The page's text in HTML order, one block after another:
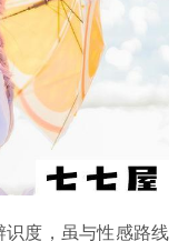
识度，虽与性感路线